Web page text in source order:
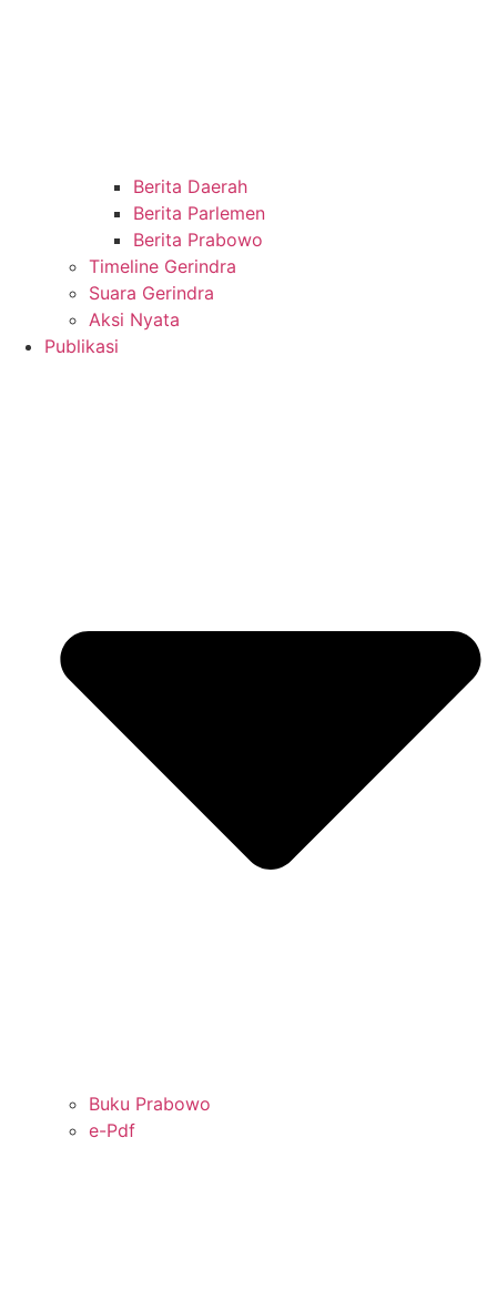
Berita Daerah
Berita Parlemen
Berita Prabowo
Timeline Gerindra
Suara Gerindra
Aksi Nyata
Publikasi
Buku Prabowo
e-Pdf